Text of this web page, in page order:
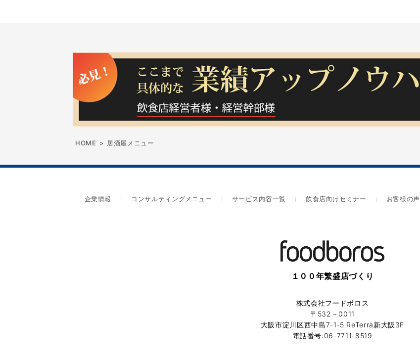
HOME > 居酒屋メニュー
企業情報 コンサルティングメニュー サービス内容一覧 飲食店向けセミナー お客様の声
１００年繁盛店づくり
株式会社フードボロス
〒532－0011
大阪市淀川区西中島7-1-5 ReTerra新大阪3F
電話番号:06-7711-8519